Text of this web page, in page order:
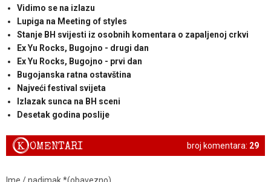
Vidimo se na izlazu
Lupiga na Meeting of styles
Stanje BH svijesti iz osobnih komentara o zapaljenoj crkvi
Ex Yu Rocks, Bugojno - drugi dan
Ex Yu Rocks, Bugojno - prvi dan
Bugojanska ratna ostavština
Najveći festival svijeta
Izlazak sunca na BH sceni
Desetak godina poslije
broj komentara: 29
KOMENTARI